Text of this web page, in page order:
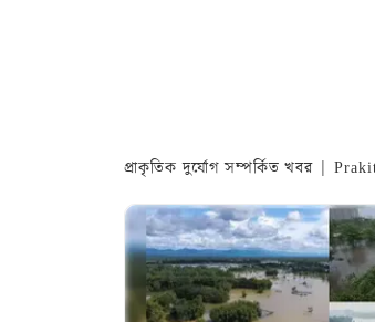
প্রাকৃতিক দুর্যোগ সম্পর্কিত খবর |